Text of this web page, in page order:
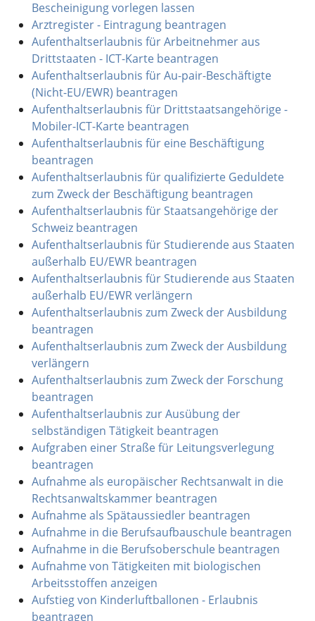
Bescheinigung vorlegen lassen
Arztregister - Eintragung beantragen
Aufenthaltserlaubnis für Arbeitnehmer aus
Drittstaaten - ICT-Karte beantragen
Aufenthaltserlaubnis für Au-pair-Beschäftigte
(Nicht-EU/EWR) beantragen
Aufenthaltserlaubnis für Drittstaatsangehörige -
Mobiler-ICT-Karte beantragen
Aufenthaltserlaubnis für eine Beschäftigung
beantragen
Aufenthaltserlaubnis für qualifizierte Geduldete
zum Zweck der Beschäftigung beantragen
Aufenthaltserlaubnis für Staatsangehörige der
Schweiz beantragen
Aufenthaltserlaubnis für Studierende aus Staaten
außerhalb EU/EWR beantragen
Aufenthaltserlaubnis für Studierende aus Staaten
außerhalb EU/EWR verlängern
Aufenthaltserlaubnis zum Zweck der Ausbildung
beantragen
Aufenthaltserlaubnis zum Zweck der Ausbildung
verlängern
Aufenthaltserlaubnis zum Zweck der Forschung
beantragen
Aufenthaltserlaubnis zur Ausübung der
selbständigen Tätigkeit beantragen
Aufgraben einer Straße für Leitungsverlegung
beantragen
Aufnahme als europäischer Rechtsanwalt in die
Rechtsanwaltskammer beantragen
Aufnahme als Spätaussiedler beantragen
Aufnahme in die Berufsaufbauschule beantragen
Aufnahme in die Berufsoberschule beantragen
Aufnahme von Tätigkeiten mit biologischen
Arbeitsstoffen anzeigen
Aufstieg von Kinderluftballonen - Erlaubnis
beantragen